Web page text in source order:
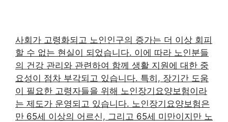
사회가 고령화되고 노인인구의 증가는 더 이상 회피
할 수 없는 현실이 되었습니다. 이에 따라 노인분들
의 건강 관리와 관련하여 함께 생활 지원에 대한 중
요성이 점차 부각되고 있습니다. 특히, 장기간 도움
이 필요한 고령자들을 위해 노인장기요양보험이라
는 제도가 운영되고 있습니다. 노인장기요양보험은
만 65세 이상의 어르신, 그리고 65세 미만이지만 노